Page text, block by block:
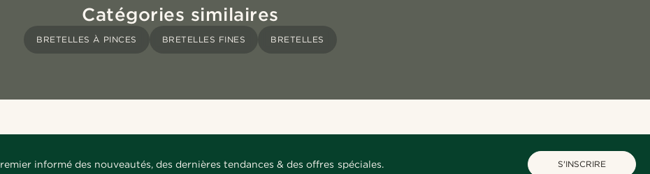
Catégories similaires
BRETELLES À PINCES BRETELLES FINES BRETELLES
informé des nouveautés, des dernières tendances & des offres spéciales. S'INSCRIRE